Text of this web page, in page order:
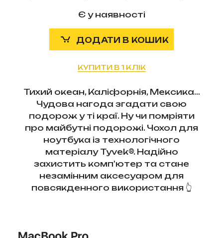
Є у наявності
ДОДАТИ В КОШИК
КУПИТИ В 1 КЛІК
Тихий океан, Каліфорнія, Мексика…
Чудова нагода згадати свою
подорож у ті краї. Ну чи помріяти
про майбутні подорожі. Чохол для
ноутбука із технологічного
матеріалу Tyvek®. Надійно
захистить комп'ютер та стане
незамінним аксесуаром для
повсякденного використання 👆